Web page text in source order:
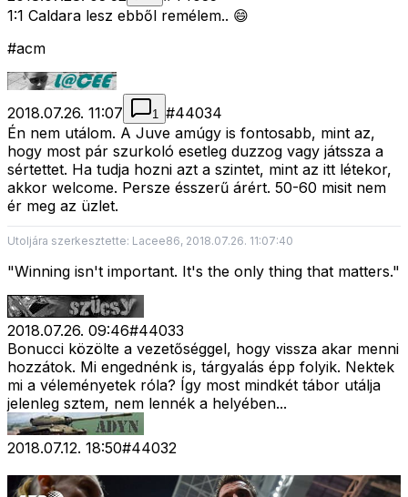
1:1 Caldara lesz ebből remélem.. 😄
#acm
2018.07.26. 11:07 1 #44034
Én nem utálom. A Juve amúgy is fontosabb, mint az,
hogy most pár szurkoló esetleg duzzog vagy játssza a
sértettet. Ha tudja hozni azt a szintet, mint az itt létekor,
akkor welcome. Persze ésszerű árért. 50-60 misit nem
ér meg az üzlet.
Utoljára szerkesztette: Lacee86, 2018.07.26. 11:07:40
"Winning isn't important. It's the only thing that matters."
2018.07.26. 09:46#44033
Bonucci közölte a vezetőséggel, hogy vissza akar menni
hozzátok. Mi engednénk is, tárgyalás épp folyik. Nektek
mi a véleményetek róla? Így most mindkét tábor utálja
jelenleg sztem, nem lennék a helyében...
2018.07.12. 18:50#44032